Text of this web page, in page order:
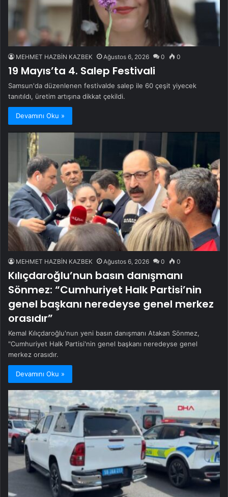
MEHMET HAZBİN KAZBEK Ağustos 6, 2026 0 0
19 Mayıs’ta 4. Salep Festivali
Samsun'da düzenlenen festivalde salep ile 60 çeşit yiyecek
tanıtıldı, üretim artışına dikkat çekildi.
Devamını Oku »
MEHMET HAZBİN KAZBEK Ağustos 6, 2026 0 0
Kılıçdaroğlu’nun basın danışmanı
Sönmez: “Cumhuriyet Halk Partisi’nin
genel başkanı neredeyse genel merkez
orasıdır”
Kemal Kılıçdaroğlu'nun yeni basın danışmanı Atakan Sönmez,
"Cumhuriyet Halk Partisi'nin genel başkanı neredeyse genel
merkez orasıdır.
Devamını Oku »